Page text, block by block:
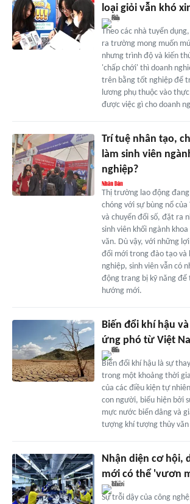
loại giỏi vẫn khó
Theo các nhà tuyển
ra trường mong muốn
nhưng trình độ và kiến
'chấp chới' thì doanh
trên bằng tốt nghiệp để
lương phụ thuộc vào
được việc gì cho doanh
Trí tuệ nhân tạo,
làm sinh viên
nghiệp?
Thị trường lao động
chóng với sự bùng nổ
và chuyển đổi số, đặt ra
sinh viên khối ngành
văn. Dù vậy, với những
đổi mới trong đào tạo và
nghiệp, sinh viên vẫn có
động trang bị kỹ năng để
hướng mới.
Biến đổi khí hậu
ứng phó từ Việt
Biến đổi khí hậu là sự
trong một khoảng thời
của các điều kiện tự
con người, biểu hiện bởi
mực nước biển dâng và
tượng khí tượng thủy văn
Nhận diện cơ hội,
mới có thể 'vươn
Sự trỗi dậy của công